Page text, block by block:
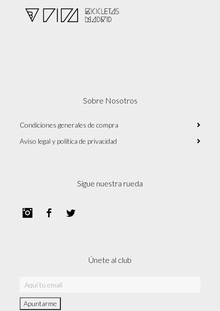
Sobre Nosotros
Condiciones generales de compra
Aviso legal y política de privacidad
Sigue nuestra rueda
InstagramFacebook
Únete al club